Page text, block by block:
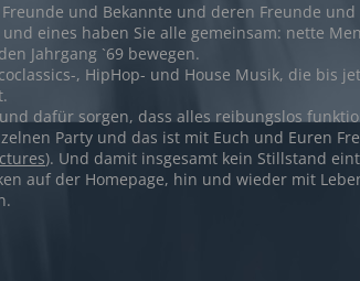
und Bekannte und deren Freunde
eines haben Sie alle gemeinsam: nette
Jahrgang `69 bewegen.
, HipHop- und House Musik, die bis
dafür sorgen, dass alles reibungslos
Party und das ist mit Euch und Euren
). Und damit insgesamt kein Stillstand
auf der Homepage, hin und wieder mit